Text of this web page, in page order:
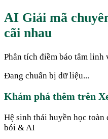
AI Giải mã
cãi nhau
Phân tích điềm báo tâm
Đang chuẩn bị dữ liệu...
Khám phá thêm trên
Hệ sinh thái huyền học
bói & AI